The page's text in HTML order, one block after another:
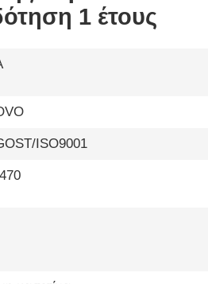
1 έτους
ISO9001